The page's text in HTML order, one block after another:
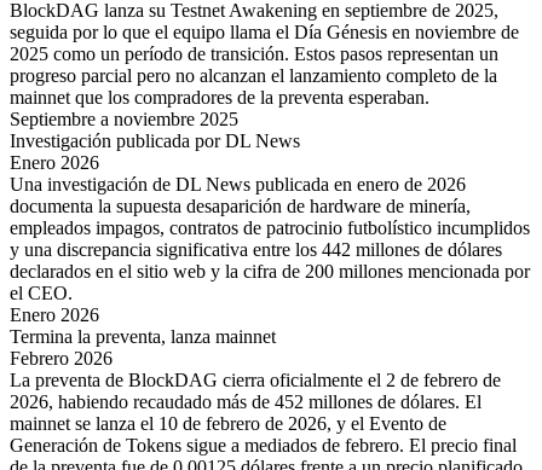
BlockDAG lanza su Testnet Awakening en septiembre de 2025,
seguida por lo que el equipo llama el Día Génesis en noviembre de
2025 como un período de transición. Estos pasos representan un
progreso parcial pero no alcanzan el lanzamiento completo de la
mainnet que los compradores de la preventa esperaban.
Septiembre a noviembre 2025
Investigación publicada por DL News
Enero 2026
Una investigación de DL News publicada en enero de 2026
documenta la supuesta desaparición de hardware de minería,
empleados impagos, contratos de patrocinio futbolístico incumplidos
y una discrepancia significativa entre los 442 millones de dólares
declarados en el sitio web y la cifra de 200 millones mencionada por
el CEO.
Enero 2026
Termina la preventa, lanza mainnet
Febrero 2026
La preventa de BlockDAG cierra oficialmente el 2 de febrero de
2026, habiendo recaudado más de 452 millones de dólares. El
mainnet se lanza el 10 de febrero de 2026, y el Evento de
Generación de Tokens sigue a mediados de febrero. El precio final